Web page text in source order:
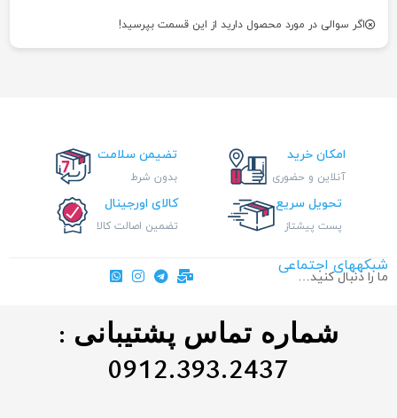
اگر سوالی در مورد محصول دارید از این قسمت بپرسید!
امکان خرید
آنلاین و حضوری
تضیمن سلامت
بدون شرط
تحویل سریع
پست پیشتاز
کالای اورجینال
تضمین اصالت کالا
شبکههای اجتماعی
ما را دنبال کنید…
شماره تماس پشتیبانی :
0912.393.2437